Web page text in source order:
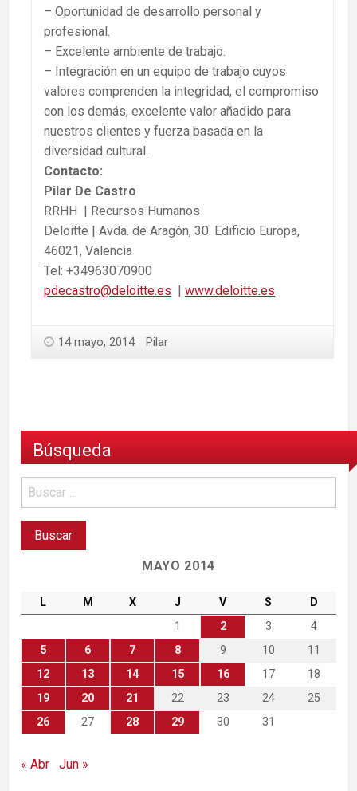
– Oportunidad de desarrollo personal y
profesional.
– Excelente ambiente de trabajo.
– Integración en un equipo de trabajo cuyos
valores comprenden la integridad, el compromiso
con los demás, excelente valor añadido para
nuestros clientes y fuerza basada en la
diversidad cultural.
Contacto:
Pilar De Castro
RRHH | Recursos Humanos
Deloitte | Avda. de Aragón, 30. Edificio Europa,
46021, Valencia
Tel: +34963070900
pdecastro@deloitte.es | www.deloitte.es
14 mayo, 2014 Pilar
Búsqueda
MAYO 2014
L M X J V S
D
1
2 3
4
5
6 7 8 9 10
11
12
13 14 15 16 17
18
19
20 21 22 23 24
25
26
27 28 29 30 31
« Abr Jun »